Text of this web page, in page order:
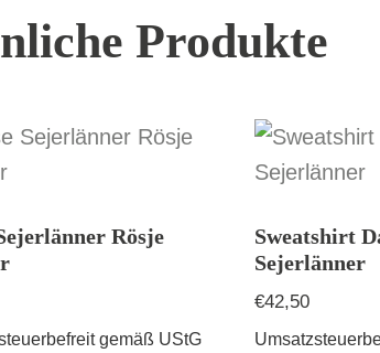
Produkte
Rösje
gemäß UStG
Sweatshirt
Sejerlänner
€42,50